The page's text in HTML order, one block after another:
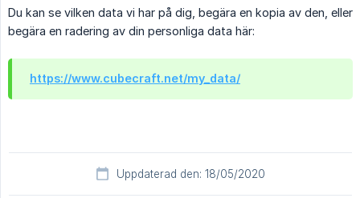
Du kan se vilken data vi har på dig, begära en kopia av den, eller
begära en radering av din personliga data här:
https://www.cubecraft.net/my_data/
Uppdaterad den: 18/05/2020